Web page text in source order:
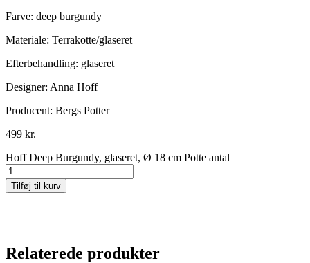
Farve: deep burgundy
Materiale: Terrakotte/glaseret
Efterbehandling: glaseret
Designer: Anna Hoff
Producent: Bergs Potter
499 kr.
Hoff Deep Burgundy, glaseret, Ø 18 cm Potte antal
Tilføj til kurv
Relaterede produkter